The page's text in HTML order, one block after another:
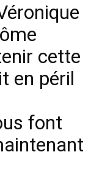
cette
en péril
font